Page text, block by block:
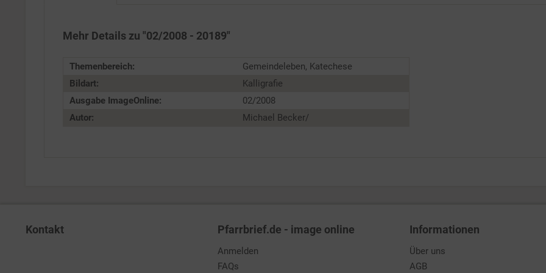
Mehr Details zu "02/2008 - 20189"
Themenbereich:
Gemeindeleben, Katechese
Bildart:
Kalligrafie
Ausgabe ImageOnline:
02/2008
Autor:
Michael Becker/
Kontakt Pfarrbrief.de - image online
Anmelden
FAQs
Informationen
Über uns
AGB
Service